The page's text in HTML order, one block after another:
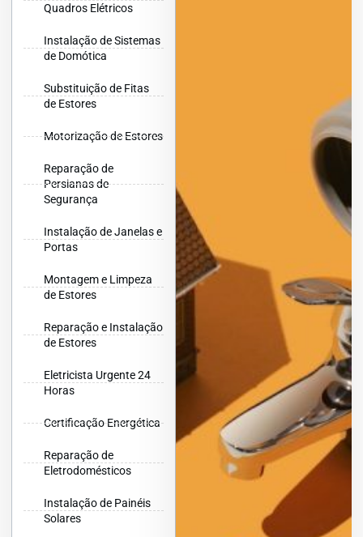
Quadros Elétricos
Instalação de Sistemas
de Domótica
Substituição de Fitas
de Estores
Motorização de Estores
Reparação de
Persianas de
Segurança
Instalação de Janelas e
Portas
Montagem e Limpeza
de Estores
Reparação e Instalação
de Estores
Eletricista Urgente 24
Horas
Certificação Energética
Reparação de
Eletrodomésticos
Instalação de Painéis
Solares